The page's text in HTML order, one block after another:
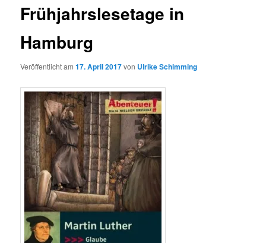
Frühjahrslesetage in
Hamburg
Veröffentlicht am17. April 2017von Ulrike Schimming